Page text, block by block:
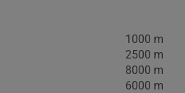
1000 m
2500 m
8000 m
6000 m